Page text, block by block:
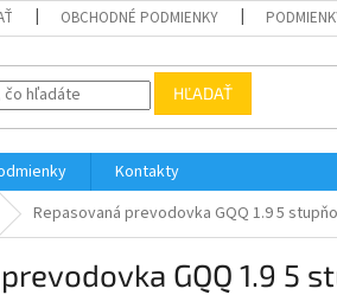
OBCHODNÉ PODMIENKY
HĽADAŤ
Kontakty
Repasovaná prevodovka GQQ 1.9 5
GQQ 1.9 5